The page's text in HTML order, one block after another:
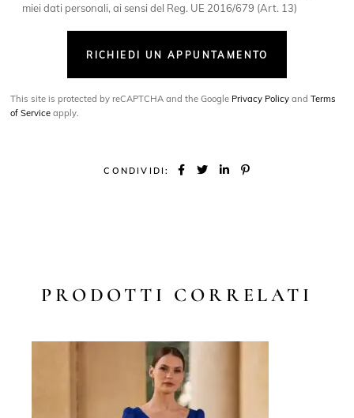
miei dati personali, ai sensi del Reg. UE 2016/679 (Art. 13)
RICHIEDI UN APPUNTAMENTO
This site is protected by reCAPTCHA and the Google Privacy Policy andTerms
of Service apply.
CONDIVIDI:
PRODOTTI CORRELATI